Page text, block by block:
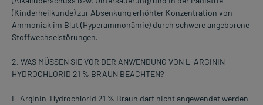
(Kinderheilkunde) zur Absenkung erhöhter Konzentration von
Ammoniak im Blut (Hyperammonämie) durch schwere angeborene
Stoffwechselstörungen.
2. WAS MÜSSEN SIE VOR DER ANWENDUNG VON L-ARGININ-
HYDROCHLORID 21 % BRAUN BEACHTEN?
L-Arginin-Hydrochlorid 21 % Braun darf nicht angewendet werden